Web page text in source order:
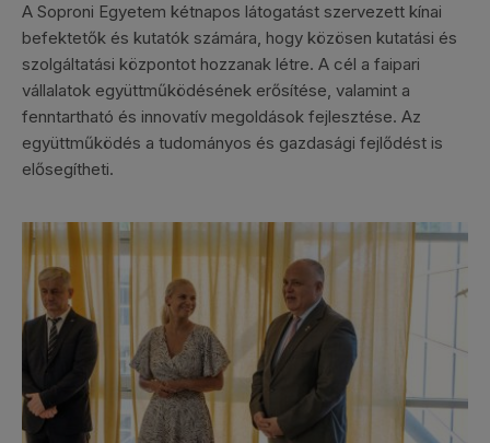
A Soproni Egyetem kétnapos látogatást szervezett kínai
befektetők és kutatók számára, hogy közösen kutatási és
szolgáltatási központot hozzanak létre. A cél a faipari
vállalatok együttműködésének erősítése, valamint a
fenntartható és innovatív megoldások fejlesztése. Az
együttműködés a tudományos és gazdasági fejlődést is
elősegítheti.